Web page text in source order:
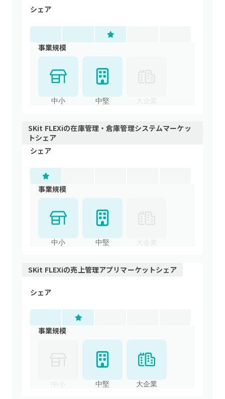
シェア
事業規模
中小 中堅 大企業
SKit FLEXiの在庫管理・倉庫管理システムマーケッ
トシェア
シェア
事業規模
中小 中堅 大企業
SKit FLEXiの売上管理アプリ マーケットシェア
シェア
事業規模
中堅 大企業